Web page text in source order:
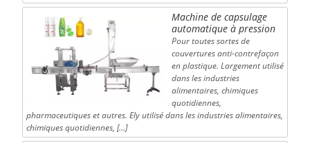
Machine de capsulage
automatique à pression
Pour toutes sortes de
couvertures anti-contrefaçon
en plastique. Largement utilisé
dans les industries
alimentaires, chimiques
quotidiennes,
pharmaceutiques et autres. Ely utilisé dans les industries alimentaires,
chimiques quotidiennes, […]